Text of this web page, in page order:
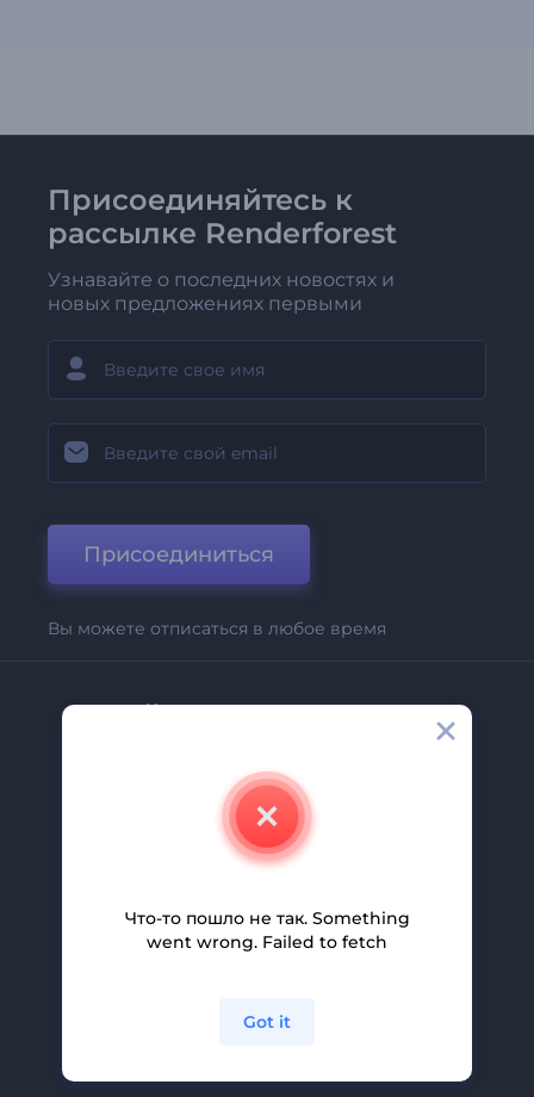
Присоединяйтесь к
рассылке Renderforest
Узнавайте о последних новостях и
новых предложениях первыми
Присоединиться
Вы можете отписаться в любое время
Компания
Свяжитесь С Нами
Помощь И Поддержка
Партнерская Программа
Политика Конфиденциальности
Что-то пошло не так. Something
went wrong. Failed to fetch
Got it